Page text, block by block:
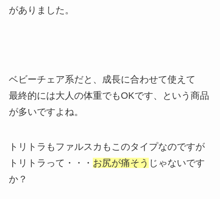
がありました。
ベビーチェア系だと、成長に合わせて使えて
最終的には大人の体重でもOKです、という商品
が多いですよね。
トリトラもファルスカもこのタイプなのですが
トリトラって・・・ お尻が痛そう じゃないです
か？